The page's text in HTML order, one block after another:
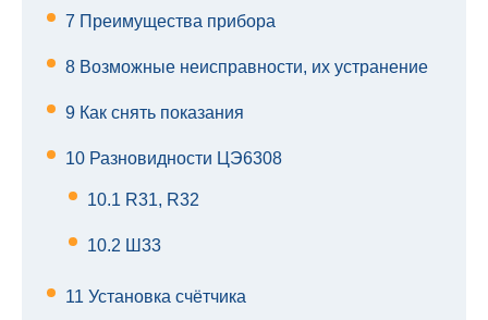
7 Преимущества прибора
8 Возможные неисправности, их устранение
9 Как снять показания
10 Разновидности ЦЭ6308
10.1 R31, R32
10.2 Ш33
11 Установка счётчика